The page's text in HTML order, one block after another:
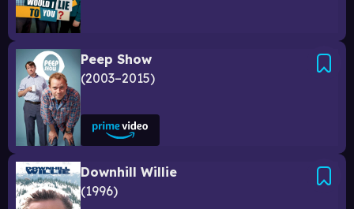
Peep Show
2003–2015
Downhill Willie
1996